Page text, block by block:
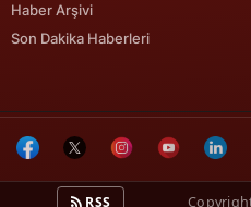
Haber Arşivi
Son Dakika Haberleri
RSS